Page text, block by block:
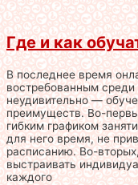
Где и как
В последнее время
востребованным среди
неудивительно —
преимуществ. Во-
гибким графиком
для него время, не
расписанию. Во-
выстраивать
каждого